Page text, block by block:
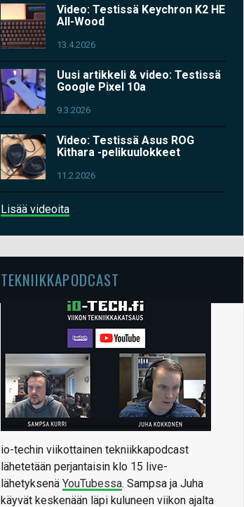
Video: Testissä Keychron K2 HE
All-Wood
13.4.2026
Uusi artikkeli & video: Testissä
Google Pixel 10a
9.3.2026
Video: Testissä Asus ROG
Kithara -pelikuulokkeet
11.2.2026
Lisää videoita
TEKNIIKKAPODCAST
io-techin viikottainen tekniikkapodcast
lähetetään perjantaisin klo 15 live-
lähetyksenä YouTubessa. Sampsa ja Juha
käyvät keskenään läpi kuluneen viikon ajalta